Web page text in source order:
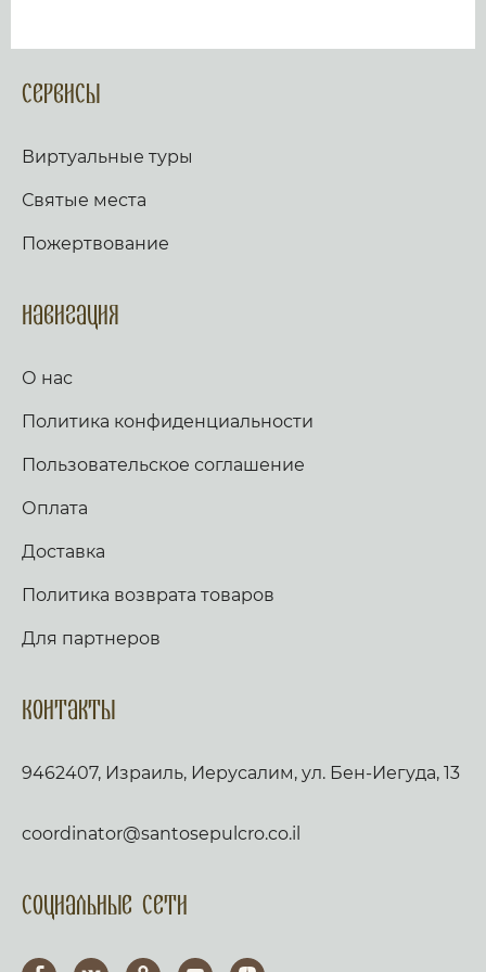
Сервисы
Виртуальные туры
Святые места
Пожертвование
Навигация
О нас
Политика конфиденциальности
Пользовательское соглашение
Оплата
Доставка
Политика возврата товаров
Для партнеров
Контакты
9462407, Израиль, Иерусалим, ул. Бен-Иегуда, 13
coordinator@santosepulcro.co.il
Социальные сети